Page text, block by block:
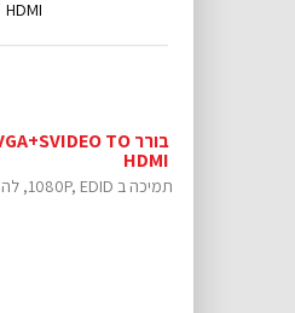
HDMI
תמיכה ב 1080P, EDID, להטענה בלבד - ...